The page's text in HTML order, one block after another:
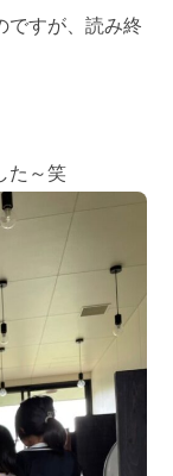
ですが、読み終
た～笑